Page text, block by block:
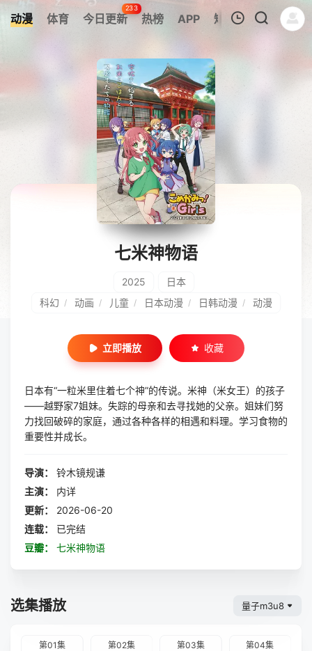
动漫 体育 今日更新
233
热榜 APP 短剧
暂无观看影片的记录
七米神物语
2025
日本
科幻 / 动画 / 儿童 / 日本动漫 / 日韩动漫 / 动漫
立即播放 收藏
日本有“一粒米里住着七个神”的传说。米神（米女王）的孩子
——越野家7姐妹。失踪的母亲和去寻找她的父亲。姐妹们努
力找回破碎的家庭，通过各种各样的相遇和料理。学习食物的
重要性并成长。
导演：
铃木镜规谦
主演：
内详
更新：
2026-06-20
连载：
已完结
豆瓣：
七米神物语
选集播放 量子m3u8
第01集 第02集 第03集 第04集